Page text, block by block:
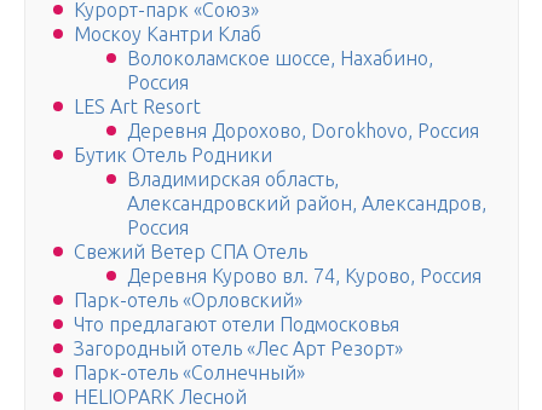
Курорт-парк «Союз»
Москоу Кантри Клаб
Волоколамское шоссе, Нахабино,
Россия
LES Art Resort
Деревня Дорохово, Dorokhovo, Россия
Бутик Отель Родники
Владимирская область,
Александровский район, Александров,
Россия
Свежий Ветер СПА Отель
Деревня Курово вл. 74, Курово, Россия
Парк-отель «Орловский»
Что предлагают отели Подмосковья
Загородный отель «Лес Арт Резорт»
Парк-отель «Солнечный»
HELIOPARK Лесной